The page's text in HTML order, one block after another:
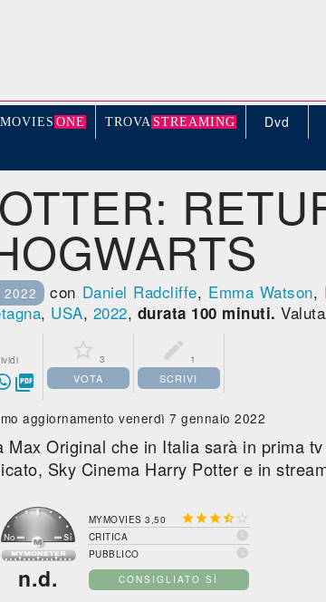
S ONE TROVA STREAMING Dvd
con Daniel Radcliffe, Emma Watson,
, USA, 2022, durata 100 minuti.

 3
VOTA
 1
SCRIVI
aggiornamento venerdì 7 gennaio 2022
Original che in Italia sarà in prima
Sky Cinema Harry Potter e in
n.d.
MYMOVIES 3,50  
CRITICA 
PUBBLICO 
CONSIGLIATO SÌ